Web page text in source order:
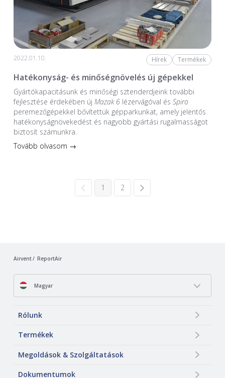
2022.01.10. Hírek Termékek
Hatékonyság- és minőségnövelés új gépekkel
Gyártókapacitásunk és minőségi sztenderdjeink további
fejlesztése érdekében új Mazak 6lézervágóval és Spiro
peremezőgépekkel bővítettük gépparkunkat, amely jelentős
hatékonyságnövekedést és nagyobb gyártási rugalmasságot
biztosít számunkra.
Tovább olvasom →
1 2
Airvent ReportAir
Magyar
Rólunk
Termékek
Megoldások & Szolgáltatások
Dokumentumok